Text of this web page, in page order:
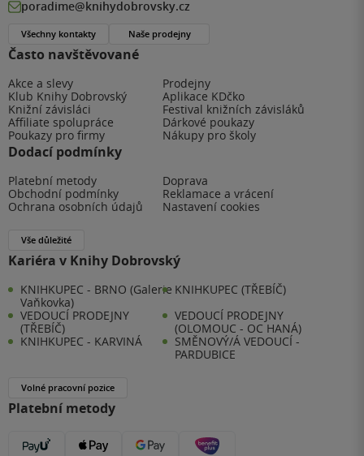
Často navštěvované
Akce a slevy
Prodejny
Klub Knihy Dobrovský
Aplikace KDčko
Knižní závisláci
Festival knižních závisláků
Affiliate spolupráce
Dárkové poukazy
Poukazy pro firmy
Nákupy pro školy
Dodací podmínky
Platební metody
Doprava
Obchodní podmínky
Reklamace a vrácení
Ochrana osobních údajů
Nastavení cookies
Vše důležité
Kariéra v Knihy Dobrovský
KNIHKUPEC - BRNO (Galerie
Vaňkovka)
KNIHKUPEC (TŘEBÍČ)
VEDOUCÍ PRODEJNY
(TŘEBÍČ)
VEDOUCÍ PRODEJNY
(OLOMOUC - OC HANÁ)
KNIHKUPEC - KARVINÁ
SMĚNOVÝ/Á VEDOUCÍ -
PARDUBICE
Volné pracovní pozice
Platební metody
poradime@knihydobrovsky.cz
Všechny kontakty Naše prodejny